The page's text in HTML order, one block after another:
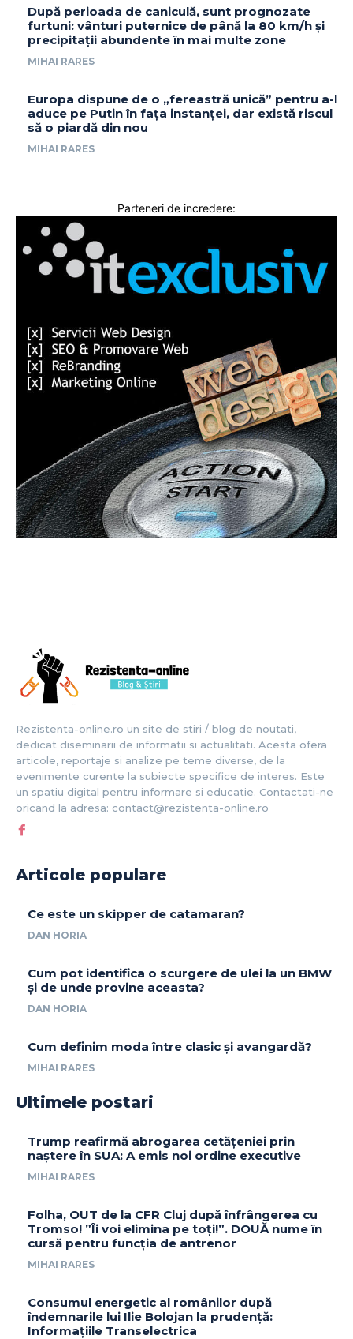
După perioada de caniculă, sunt prognozate
furtuni: vânturi puternice de până la 80 km/h și
precipitații abundente în mai multe zone
MIHAI RARES
Europa dispune de o „fereastră unică” pentru a-l
aduce pe Putin în fața instanței, dar există riscul
să o piardă din nou
MIHAI RARES
Parteneri de incredere:
Rezistenta-online.ro un site de stiri / blog de noutati,
dedicat diseminarii de informatii si actualitati. Acesta ofera
articole, reportaje si analize pe teme diverse, de la
evenimente curente la subiecte specifice de interes. Este
un spatiu digital pentru informare si educatie. Contactati-ne
oricand la adresa: contact@rezistenta-online.ro
Articole populare
Ce este un skipper de catamaran?
DAN HORIA
Cum pot identifica o scurgere de ulei la un BMW
și de unde provine aceasta?
DAN HORIA
Cum definim moda între clasic și avangardă?
MIHAI RARES
Ultimele postari
Trump reafirmă abrogarea cetățeniei prin
naștere în SUA: A emis noi ordine executive
MIHAI RARES
Folha, OUT de la CFR Cluj după înfrângerea cu
Tromso! ”Îi voi elimina pe toți!”. DOUĂ nume în
cursă pentru funcția de antrenor
MIHAI RARES
Consumul energetic al românilor după
îndemnarile lui Ilie Bolojan la prudență:
Informațiile Transelectrica